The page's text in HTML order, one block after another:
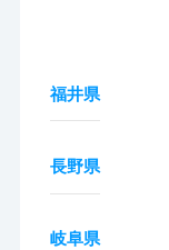
福井県
長野県
岐阜県